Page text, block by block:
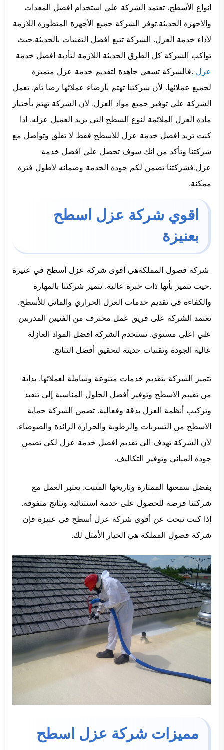
انواع الأسطح. تعتمد الشركة علي استخدام افضل المعدات
والأجهزة الحديثة.توفر الشركة جميع الأجهزة المتطورة اللازمة
لأداء خدمة العزل. الشركة تتبع افضل التقنيات ىالحديثة.حيث
تواكب الشركة كل الطرق الحديثة اللازمة لتأدية افضل خدمة
عزل .فالشركة تسعي جاهدة لتقديم خدمة عزل متميزة
لجميع عملائها. لأن شركتنا تهتم بأرضاء عملائها رضا تام. تعمل
الشركة علي توفير جميع مواد العزل. لأن الشركة تهتم بأختيار
مادة العزل الملائمة لنوع السطح التي يريد العميل عزله. اذا
كنت تريد افضل خدمة عزل للأسطح فقط لا تقلق وتواصل مع
شركتنا وتأكد من انك سوف تحصل علي افضل خدمة
عزل.فشركتنا تضمن لكم جودة الخدمة وضمانه لأطول فترة
ممكنة.
اقوي شركة عزل اسطح
بعنيزة
شركة فصول المملكةهي أقوى شركة عزل أسطح في عنيزة
.حيث تتميز بأنها ذات خبرة عالية. تتميز شركتنا بالمهارة
والكفاءة في تقديم خدمات العزل الحراري والمائي للأسطح.
تعتمد الشركة على فريق عمل محترف من الفنيين المدربين
علي اعلي مستوي. تستخدم الشركة افضل المواد العازلة
عالية الجودة وتقنيات حديثة لتحقيق أفضل النتائج.
تتميز الشركة بتقديم خدمات متنوعة وشاملة لعملائها. بداية
من تقييم الأسطح وتوفير أفضل الحلول المناسبة إلى تنفيذ
وتركيب أنظمة العزل بدقة وفعالية. تضمن الشركة حماية
الأسطح من التسربات والرطوبة والحرارة الزائدة والضوضاء.
لأن الشركة تهدف الي تقديم افضل خدمة عزل لكي تضمن
جودة المباني وتوفير التكاليف.
بفضل سمعتها الممتازة وتاريخها المثبت. يعتبر العمل مع
شركتنا فرصة للحصول على خدمة استثنائية ونتائج متفوقة.
إذا كنت تبحث عن أقوى شركة عزل أسطح في عنيزة فإن
شركة فصول المملكة هي الخيار الأمثل لك.
مميزات شركة عزل اسطح